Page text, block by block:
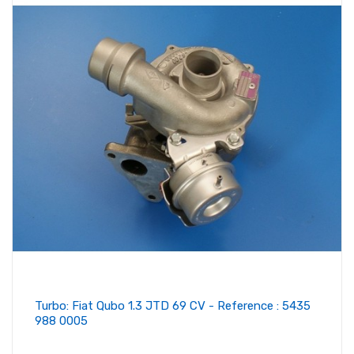
Turbo: Fiat Qubo 1.3 JTD 69 CV - Reference : 5435
988 0005